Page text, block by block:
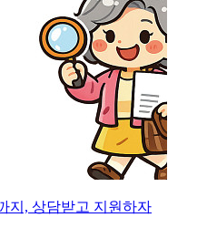
지, 상담받고 지원하자